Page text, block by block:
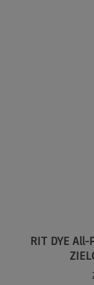
RIT DYE All-